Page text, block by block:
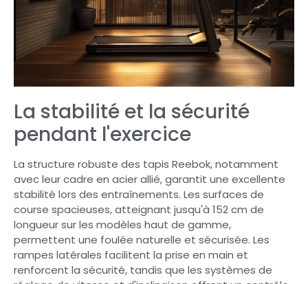
La stabilité et la sécurité
pendant l'exercice
La structure robuste des tapis Reebok, notamment
avec leur cadre en acier allié, garantit une excellente
stabilité lors des entraînements. Les surfaces de
course spacieuses, atteignant jusqu'à 152 cm de
longueur sur les modèles haut de gamme,
permettent une foulée naturelle et sécurisée. Les
rampes latérales facilitent la prise en main et
renforcent la sécurité, tandis que les systèmes de